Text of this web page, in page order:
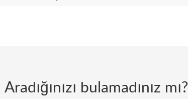
Aradığınızı bulamadınız mı?